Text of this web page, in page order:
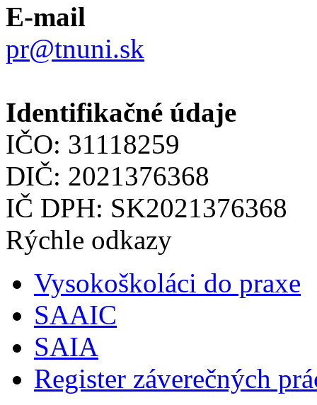
E-mail
pr@tnuni.sk
Identifikačné údaje
IČO: 31118259
DIČ: 2021376368
IČ DPH: SK2021376368
Rýchle odkazy
Vysokoškoláci do praxe
SAAIC
SAIA
Register záverečných